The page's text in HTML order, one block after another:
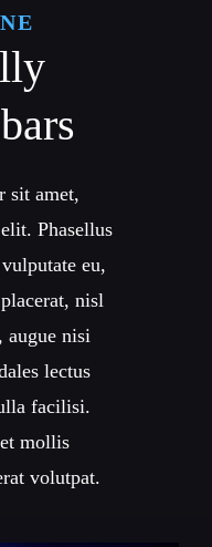
sit amet,
Phasellus
eu,
nisl
augue nisi
lectus
facilisi.
mollis
volutpat.